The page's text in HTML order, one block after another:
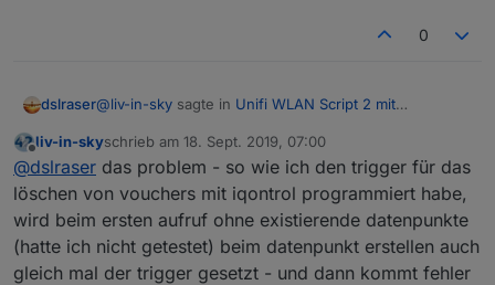
0
dslraser@liv-in-sky sagte in Unifi WLAN Script 2 mit
ganzes-script-mit problemWLAN.txt
das schmeisst beim ersten Start einen Fehler und
bleibt dann stehen
Offline
liv-in-skyschrieb am 18. Sept. 2019, 07:00
zuletzt editiert von
@dslraser das problem - so wie ich den trigger für das
löschen von vouchers mit iqontrol programmiert habe,
wird beim ersten aufruf ohne existierende datenpunkte
(hatte ich nicht getestet) beim datenpunkt erstellen auch
gleich mal der trigger gesetzt - und dann kommt fehler